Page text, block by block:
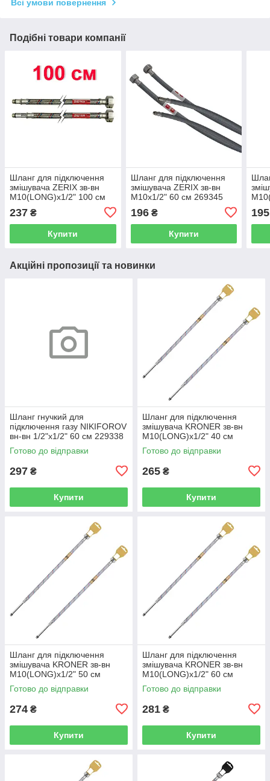
Всі умови повернення
Подібні товари компанії
Шланг для підключення
змішувача ZERIX зв-вн
M10(LONG)x1/2" 100 см
237 ₴
Купити
Шланг для підключення
змішувача ZERIX зв-вн
M10x1/2" 60 см 269345
196₴
Купити
195
Акційні пропозиції та новинки
Шланг гнучкий для
підключення газу NIKIFOROV
вн-вн 1/2"x1/2" 60 см 229338
CV026945
Готово до відправки
297 ₴
Купити
Шланг для підключення
змішувача KRONER зв-вн
M10(LONG)x1/2" 40 см
297361 CV036710
Готово до відправки
265 ₴
Купити
Шланг для підключення
змішувача KRONER зв-вн
M10(LONG)x1/2" 50 см
297362 CV036711
Готово до відправки
274 ₴
Купити
Шланг для підключення
змішувача KRONER зв-вн
M10(LONG)x1/2" 60 см
297363 CV036712
Готово до відправки
281 ₴
Купити